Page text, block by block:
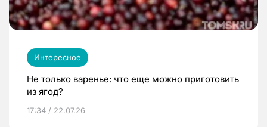
Интересное
Не только варенье: что еще можно приготовить
из ягод?
17:34 / 22.07.26